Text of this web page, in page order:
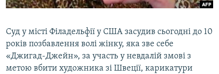
УКРАЇНСЬКА ПРОБЛЕМА КРИМУ
Усі сайти RFE/RL
Суд у місті Філадельфії у США засудив сьогодні до 10
років позбавлення волі жінку, яка зве себе
«Джигад-Джейн», за участь у невдалій змові з
метою вбити художника зі Швеції, карикатури